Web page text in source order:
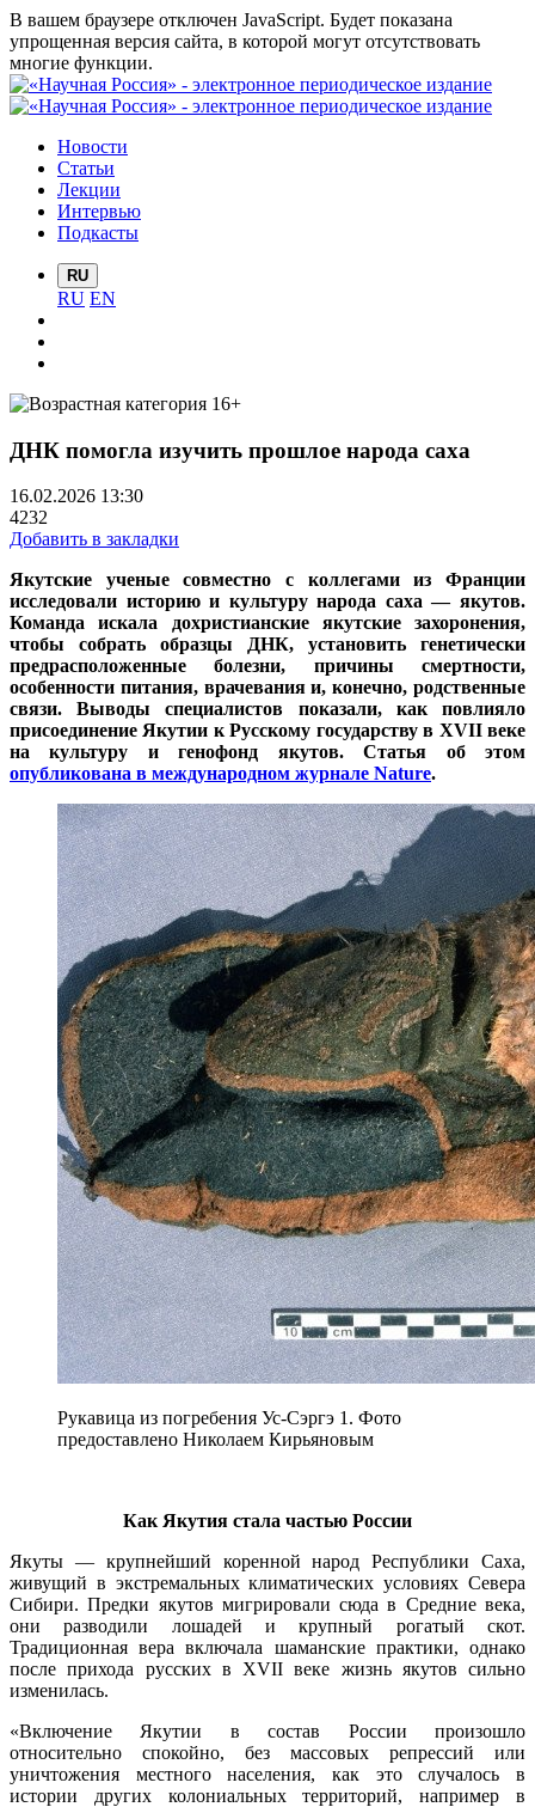
В вашем браузере отключен JavaScript. Будет показана
упрощенная версия сайта, в которой могут отсутствовать
многие функции.
Новости
Статьи
Лекции
Интервью
Подкасты
RU
RU EN
ДНК помогла изучить прошлое народа саха
16.02.2026 13:30
4232
Добавить в закладки
Якутские ученые совместно с коллегами из Франции
исследовали историю и культуру народа саха — якутов.
Команда искала дохристианские якутские захоронения,
чтобы собрать образцы ДНК, установить генетически
предрасположенные болезни, причины смертности,
особенности питания, врачевания и, конечно, родственные
связи. Выводы специалистов показали, как повлияло
присоединение Якутии к Русскому государству в XVII веке
на культуру и генофонд якутов. Статья об этом
опубликована в международном журнале Nature.
Рукавица из погребения Ус-Сэргэ 1. Фото
предоставлено Николаем Кирьяновым
Как Якутия стала частью России
Якуты — крупнейший коренной народ Республики Саха,
живущий в экстремальных климатических условиях Севера
Сибири. Предки якутов мигрировали сюда в Средние века,
они разводили лошадей и крупный рогатый скот.
Традиционная вера включала шаманские практики, однако
после прихода русских в XVII веке жизнь якутов сильно
изменилась.
«Включение Якутии в состав России произошло
относительно спокойно, без массовых репрессий или
уничтожения местного населения, как это случалось в
истории других колониальных территорий, например в